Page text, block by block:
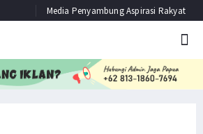
Media Penyambung Aspirasi Rakyat